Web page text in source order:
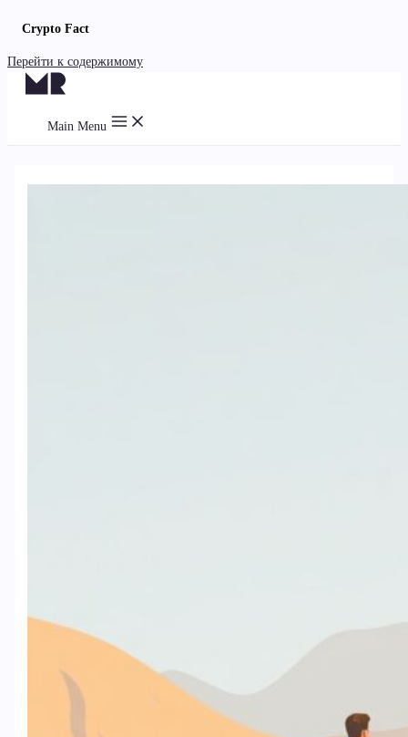
Crypto Fact
Перейти к содержимому
Main Menu